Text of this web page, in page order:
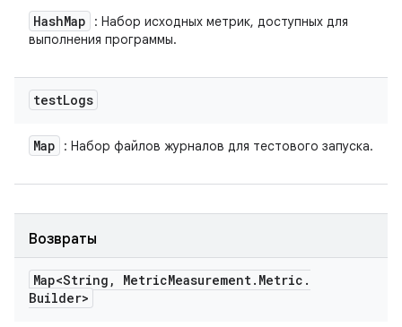
HashMap
: Набор исходных метрик, доступных для
выполнения программы.
testLogs
Map : Набор файлов журналов для тестового запуска.
Возвраты
Map<String , MetricMeasurement. Metric .
Builder>